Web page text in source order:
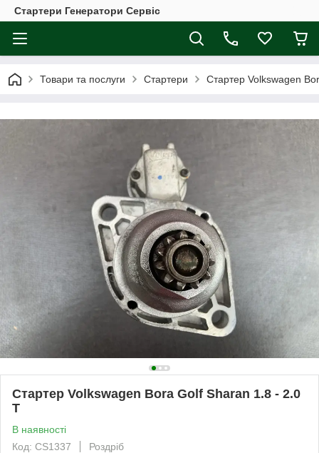
Стартери Генератори Сервіс
Товари та послуги Стартери Стартер Volkswagen
Стартер Volkswagen Bora Golf Sharan 1.8 - 2.0
T
В наявності
Код: CS1337
Роздріб